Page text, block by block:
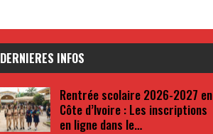
DERNIERES INFOS
Rentrée scolaire 2026-2027 en
Côte d’Ivoire : Les inscriptions
en ligne dans le…